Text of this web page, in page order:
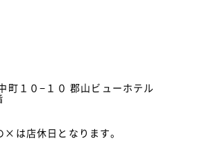
町１０−１０ 郡山ビューホテル
は店休日となります。